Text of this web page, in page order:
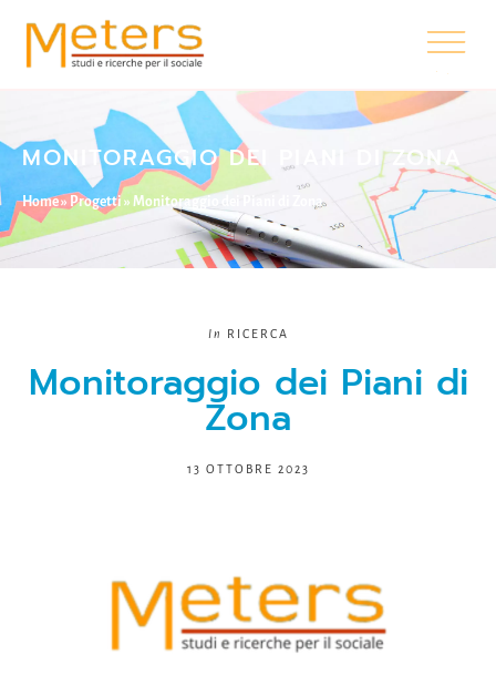
MONITORAGGIO DEI PIANI DI ZONA
Home» Progetti » Monitoraggio dei Piani di Zona
In RICERCA
Monitoraggio dei Piani di
Zona
13 OTTOBRE 2023